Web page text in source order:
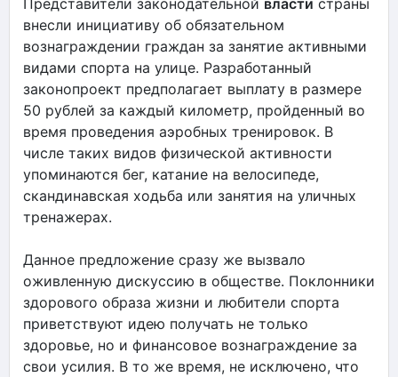
внесли инициативу об обязательном
вознаграждении граждан за занятие активными
видами спорта на улице. Разработанный
законопроект предполагает выплату в размере
50 рублей за каждый километр, пройденный во
время проведения аэробных тренировок. В
числе таких видов физической активности
упоминаются бег, катание на велосипеде,
скандинавская ходьба или занятия на уличных
тренажерах.
Данное предложение сразу же вызвало
оживленную дискуссию в обществе. Поклонники
здорового образа жизни и любители спорта
приветствуют идею получать не только
здоровье, но и финансовое вознаграждение за
свои усилия. В то же время, не исключено, что